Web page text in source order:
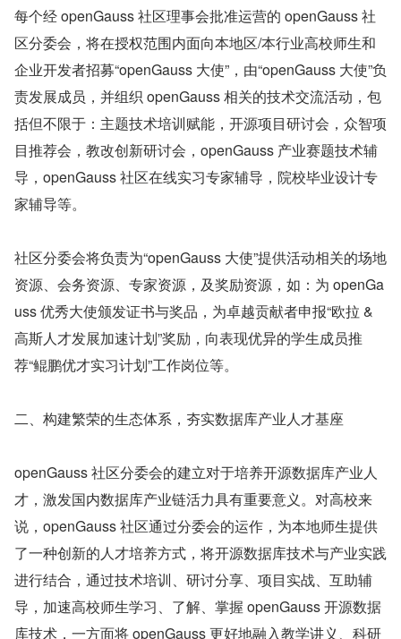
每个经 openGauss 社区理事会批准运营的 openGauss 社
区分委会，将在授权范围内面向本地区/本行业高校师生和
企业开发者招募“openGauss 大使”，由“openGauss 大使”负
责发展成员，并组织 openGauss 相关的技术交流活动，包
括但不限于：主题技术培训赋能，开源项目研讨会，众智项
目推荐会，教改创新研讨会，openGauss 产业赛题技术辅
导，openGauss 社区在线实习专家辅导，院校毕业设计专
家辅导等。
社区分委会将负责为“openGauss 大使”提供活动相关的场地
资源、会务资源、专家资源，及奖励资源，如：为 openGa
uss 优秀大使颁发证书与奖品，为卓越贡献者申报“欧拉 &
高斯人才发展加速计划”奖励，向表现优异的学生成员推
荐“鲲鹏优才实习计划”工作岗位等。
二、构建繁荣的生态体系，夯实数据库产业人才基座
openGauss 社区分委会的建立对于培养开源数据库产业人
才，激发国内数据库产业链活力具有重要意义。对高校来
说，openGauss 社区通过分委会的运作，为本地师生提供
了一种创新的人才培养方式，将开源数据库技术与产业实践
进行结合，通过技术培训、研讨分享、项目实战、互助辅
导，加速高校师生学习、了解、掌握 openGauss 开源数据
库技术，一方面将 openGauss 更好地融入教学讲义、科研